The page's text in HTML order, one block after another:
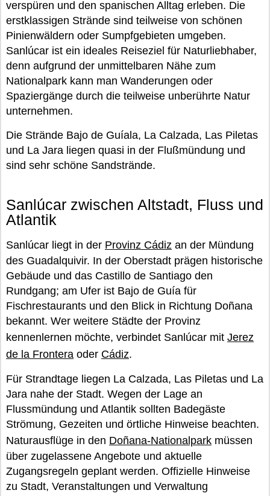
verspüren und den spanischen Alltag erleben. Die
erstklassigen Strände sind teilweise von schönen
Pinienwäldern oder Sumpfgebieten umgeben.
Sanlúcar ist ein ideales Reiseziel für Naturliebhaber,
denn aufgrund der unmittelbaren Nähe zum
Nationalpark kann man Wanderungen oder
Spaziergänge durch die teilweise unberührte Natur
unternehmen.
Die Strände Bajo de Guíala, La Calzada, Las Piletas
und La Jara liegen quasi in der Flußmündung und
sind sehr schöne Sandstrände.
Sanlúcar zwischen Altstadt, Fluss und
Atlantik
Sanlúcar liegt in der Provinz Cádiz an der Mündung
des Guadalquivir. In der Oberstadt prägen historische
Gebäude und das Castillo de Santiago den
Rundgang; am Ufer ist Bajo de Guía für
Fischrestaurants und den Blick in Richtung Doñana
bekannt. Wer weitere Städte der Provinz
kennenlernen möchte, verbindet Sanlúcar mit Jerez
de la Frontera oder Cádiz.
Für Strandtage liegen La Calzada, Las Piletas und La
Jara nahe der Stadt. Wegen der Lage an
Flussmündung und Atlantik sollten Badegäste
Strömung, Gezeiten und örtliche Hinweise beachten.
Naturausflüge in den Doñana-Nationalpark müssen
über zugelassene Angebote und aktuelle
Zugangsregeln geplant werden. Offizielle Hinweise
zu Stadt, Veranstaltungen und Verwaltung